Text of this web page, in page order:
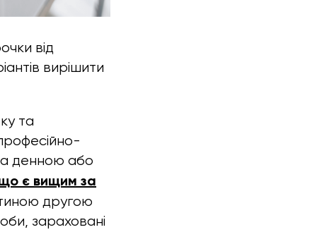
від
вирішити
та
денною або
що є вищим за
другою
зараховані